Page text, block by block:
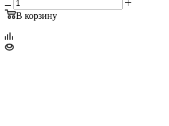
В корзину